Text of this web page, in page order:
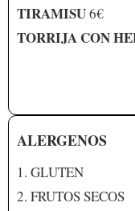
TIRAMISU6€
TORRIJA CON
ALERGENOS
1. GLUTEN
2. FRUTOS SECOS